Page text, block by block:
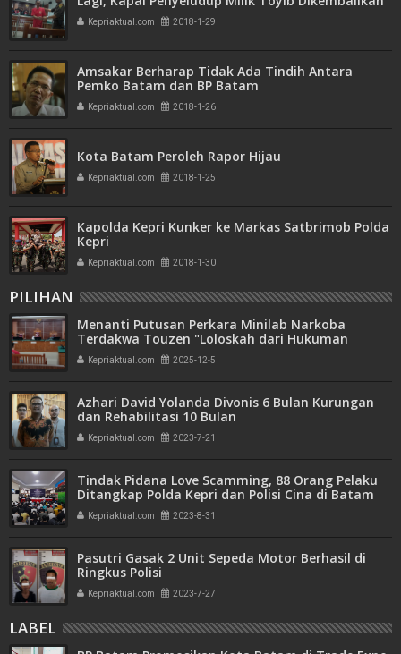
Kepriaktual.com 2018-1-29
Amsakar Berharap Tidak Ada Tindih Antara
Pemko Batam dan BP Batam
Kepriaktual.com 2018-1-26
Kota Batam Peroleh Rapor Hijau
Kepriaktual.com 2018-1-25
Kapolda Kepri Kunker ke Markas Satbrimob Polda
Kepri
Kepriaktual.com 2018-1-30
PILIHAN
Menanti Putusan Perkara Minilab Narkoba
Terdakwa Touzen "Loloskah dari Hukuman
Seumur Hidup atau Mati"
Kepriaktual.com 2025-12-5
Azhari David Yolanda Divonis 6 Bulan Kurungan
dan Rehabilitasi 10 Bulan
Kepriaktual.com 2023-7-21
Tindak Pidana Love Scamming, 88 Orang Pelaku
Ditangkap Polda Kepri dan Polisi Cina di Batam
Kepriaktual.com 2023-8-31
Pasutri Gasak 2 Unit Sepeda Motor Berhasil di
Ringkus Polisi
Kepriaktual.com 2023-7-27
LABEL